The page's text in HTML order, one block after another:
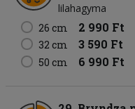
lilahagyma
26 cm
2 990 Ft
32 cm 3 590 Ft
50 cm 6 990 Ft